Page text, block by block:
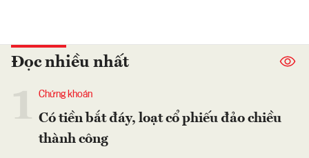
Đọc nhiều nhất
Chứng khoán
Có tiền bắt đáy, loạt cổ phiếu đảo chiều
thành công